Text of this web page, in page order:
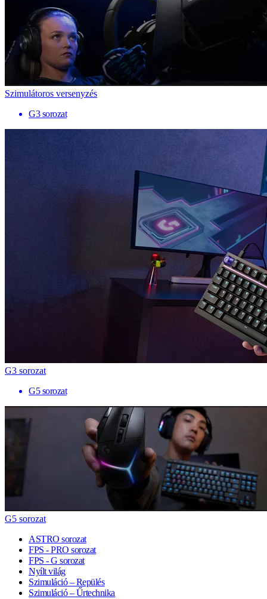
Szimulátoros versenyzés
G3 sorozat
G3 sorozat
G5 sorozat
G5 sorozat
ASTRO sorozat
FPS - PRO sorozat
FPS - G sorozat
Nyílt világ
Szimuláció – Repülés
Szimuláció – Űrtechnika